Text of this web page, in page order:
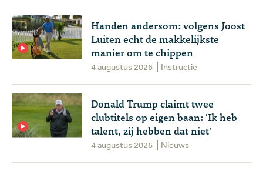
Handen andersom: volgens Joost
Luiten echt de makkelijkste
manier om te chippen
4 augustus 2026 Instructie
Donald Trump claimt twee
clubtitels op eigen baan: 'Ik heb
talent, zij hebben dat niet'
4 augustus 2026 Nieuws